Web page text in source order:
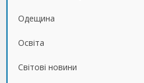
Одещина
Освіта
Світові новини